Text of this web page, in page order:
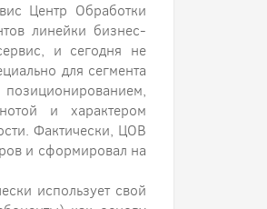
Центр Обработки
линейки бизнес-
и сегодня не
для сегмента
позиционированием,
и характером
Фактически, ЦОВ
и сформировал на
использует свой